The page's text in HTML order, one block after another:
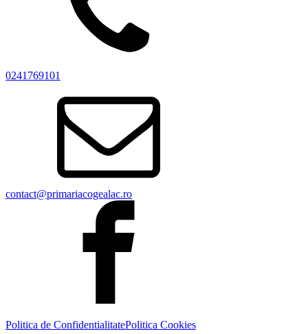
0241769101
contact@primariacogealac.ro
Politica de ConfidentialitatePolitica Cookies